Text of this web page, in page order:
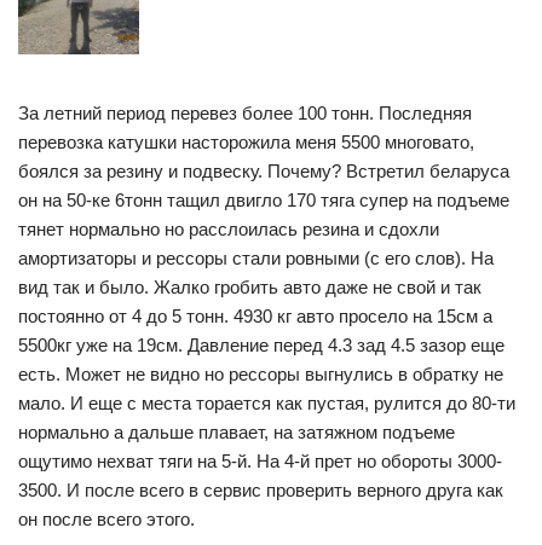
За летний период перевез более 100 тонн. Последняя
перевозка катушки насторожила меня 5500 многовато,
боялся за резину и подвеску. Почему? Встретил беларуса
он на 50-ке 6тонн тащил двигло 170 тяга супер на подъеме
тянет нормально но расслоилась резина и сдохли
амортизаторы и рессоры стали ровными (с его слов). На
вид так и было. Жалко гробить авто даже не свой и так
постоянно от 4 до 5 тонн. 4930 кг авто просело на 15см а
5500кг уже на 19см. Давление перед 4.3 зад 4.5 зазор еще
есть. Может не видно но рессоры выгнулись в обратку не
мало. И еще с места торается как пустая, рулится до 80-ти
нормально а дальше плавает, на затяжном подъеме
ощутимо нехват тяги на 5-й. На 4-й прет но обороты 3000-
3500. И после всего в сервис проверить верного друга как
он после всего этого.